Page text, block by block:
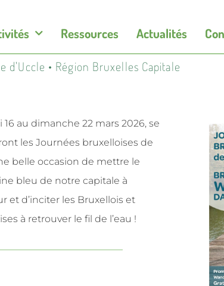
Ressources Actualités
d'Uccle • Région Bruxelles Capitale
16 au dimanche 22 mars 2026, se
les Journées bruxelloises de
belle occasion de mettre le
bleu de notre capitale à
et d’inciter les Bruxellois et
à retrouver le fil de l’eau !